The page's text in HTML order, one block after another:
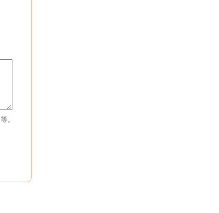
等。